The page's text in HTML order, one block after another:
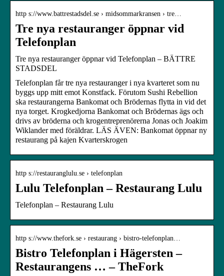
http s://www.battrestadsdel.se › midsommarkransen › tre…
Tre nya restauranger öppnar vid
Telefonplan
Tre nya restauranger öppnar vid Telefonplan – BÄTTRE
STADSDEL
Telefonplan får tre nya restauranger i nya kvarteret som nu
byggs upp mitt emot Konstfack. Förutom Sushi Rebellion
ska restaurangerna Bankomat och Brödernas flytta in vid det
nya torget. Krogkedjorna Bankomat och Brödernas ägs och
drivs av bröderna och krogentreprenörerna Jonas och Joakim
Wiklander med föräldrar. LÄS ÄVEN: Bankomat öppnar ny
restaurang på kajen Kvarterskrogen
http s://restauranglulu.se › telefonplan
Lulu Telefonplan – Restaurang Lulu
Telefonplan – Restaurang Lulu
http s://www.thefork.se › restaurang › bistro-telefonplan…
Bistro Telefonplan i Hägersten –
Restaurangens … – TheFork